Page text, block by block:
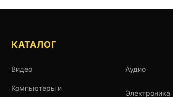
КАТАЛОГ
Видео Аудио
Компьютеры и
Электроника